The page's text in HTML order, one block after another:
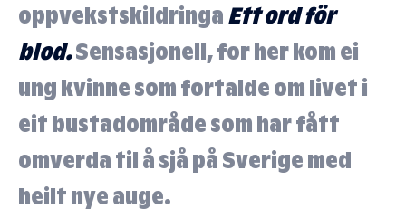
oppvekstskildringaEtt ord för
blod.Sensasjonell, for her kom ei
ung kvinne som fortalde om livet i
eit bustadområde som har fått
omverda til å sjå på Sverige med
heilt nye auge.